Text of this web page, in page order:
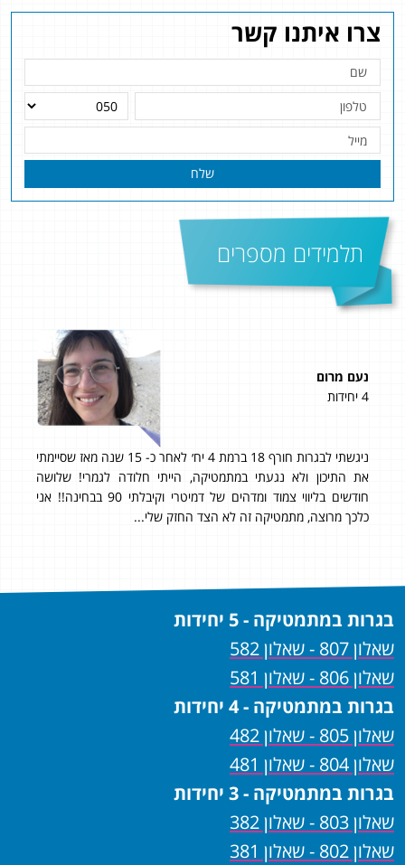
צרו איתנו קשר
שלח
תלמידים מספרים
נעם מרום
4 יחידות
ניגשתי לבגרות חורף 18 ברמת 4 יח׳ לאחר כ- 15 שנה מאז שסיימתי
את התיכון ולא נגעתי במתמטיקה, הייתי חלודה לגמרי! שלושה
חודשים בליווי צמוד ומדהים של דמיטרי וקיבלתי 90 בבחינה!! אני
כלכך מרוצה, מתמטיקה זה לא הצד החזק שלי...
בגרות במתמטיקה - 5 יחידות
שאלון 807 - שאלון 582
שאלון 806 - שאלון 581
בגרות במתמטיקה - 4 יחידות
שאלון 805 - שאלון 482
שאלון 804 - שאלון 481
בגרות במתמטיקה - 3 יחידות
שאלון 803 - שאלון 382
שאלון 802 - שאלון 381